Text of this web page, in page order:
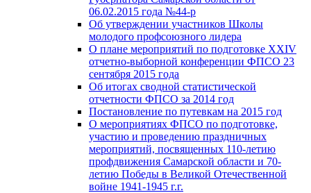
06.02.2015 года №44-р
Об утверждении участников Школы
молодого профсоюзного лидера
О плане мероприятий по подготовке XXIV
отчетно-выборной конференции ФПСО 23
сентября 2015 года
Об итогах сводной статистической
отчетности ФПСО за 2014 год
Постановление по путевкам на 2015 год
О мероприятиях ФПСО по подготовке,
участию и проведению праздничных
мероприятий, посвященных 110-летию
профдвижения Самарской области и 70-
летию Победы в Великой Отечественной
войне 1941-1945 г.г.